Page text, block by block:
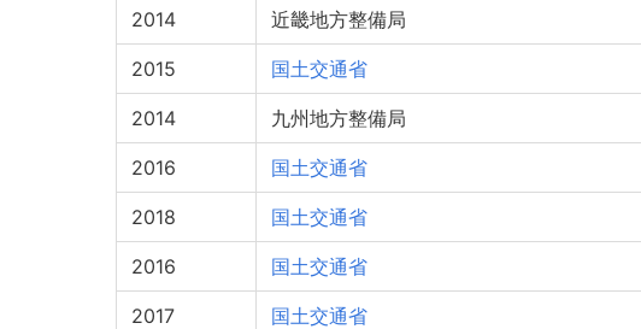
2014 近畿地方整備局
2015 国土交通省
2014 九州地方整備局
2016 国土交通省
2018 国土交通省
2016 国土交通省
2017 国土交通省